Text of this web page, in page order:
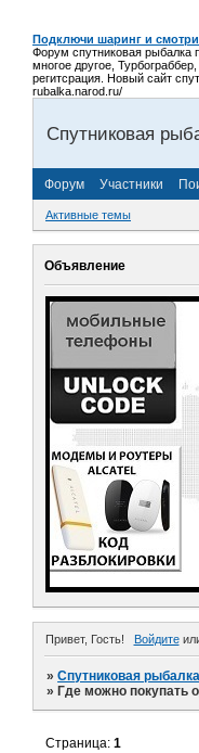
Подключи шаринг и
Форум спутниковая
многое другое,
регитсрация. Новый сайт
rubalka.narod.ru/
Спутниковая
Форум Участники
Активные темы
Объявление
Привет, Гость! Войдите
»Спутниковая
» Где можно покупать
Страница:1